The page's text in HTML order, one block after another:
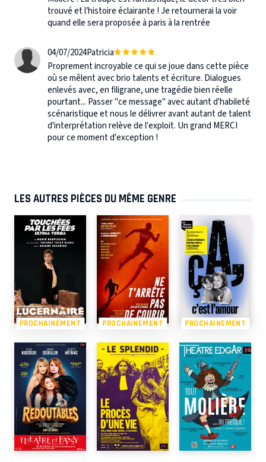
trouvé et l’histoire éclairante ! Je retournerai la voir
quand elle sera proposée à paris à la rentrée
04/07/2024Patricia
Proprement incroyable ce qui se joue dans cette pièce
où se mêlent avec brio talents et écriture. Dialogues
enlevés avec, en filigrane, une tragédie bien réelle
pourtant... Passer "ce message" avec autant d'habileté
scénaristique et nous le délivrer avant autant de talent
d'interprétation relève de l'exploit. Un grand MERCI
pour ce moment d'exception !
LES AUTRES PIÈCES DU MÊME GENRE
PROCHAINEMENT PROCHAINEMENT PROCHAINEMENT